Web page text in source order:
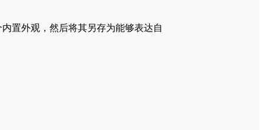
置外观，然后将其另存为能够表达自